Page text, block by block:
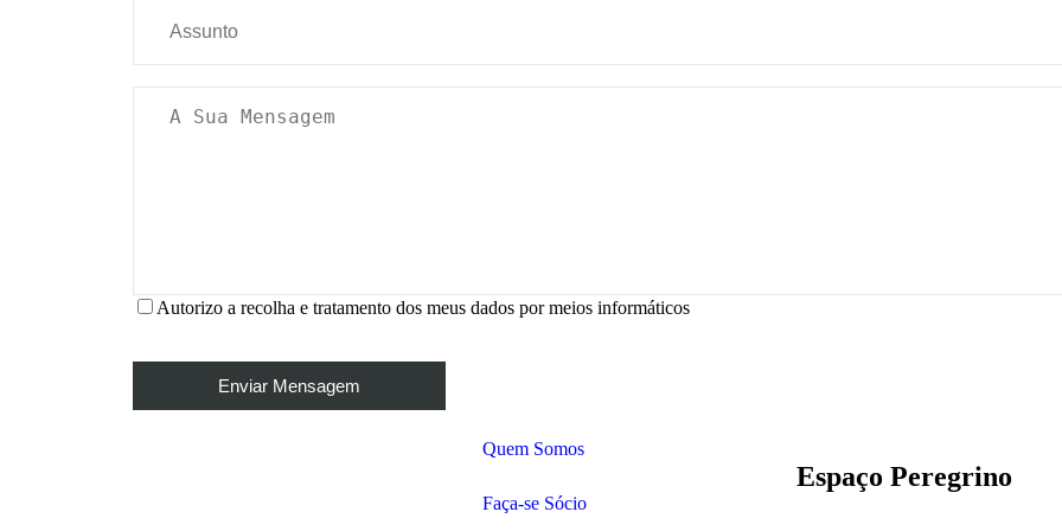
Autorizo a recolha e tratamento dos meus dados por meios informáticos
Quem Somos
Faça-se Sócio
Espaço Peregrino